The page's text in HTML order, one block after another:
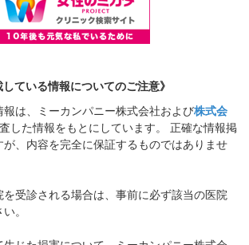
している情報についてのご注意》
は、ミーカンパニー株式会社および株式会
した情報をもとにしています。 正確な情報掲
、内容を完全に保証するものではありませ
受診される場合は、事前に必ず該当の医院
。